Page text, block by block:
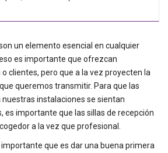
un elemento esencial en cualquier
es importante que ofrezcan
clientes, pero que a la vez proyecten la
queremos transmitir. Para que las
instalaciones se sientan
es importante que las sillas de recepción
a la vez que profesional.
importante que es dar una buena primera